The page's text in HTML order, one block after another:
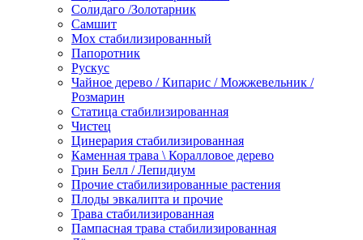
Солидаго /Золотарник
Самшит
Мох стабилизированный
Папоротник
Рускус
Чайное дерево / Кипарис / Можжевельник /
Розмарин
Статица стабилизированная
Чистец
Цинерария стабилизированная
Каменная трава \ Коралловое дерево
Грин Белл / Лепидиум
Прочие стабилизированные растения
Плоды эвкалипта и прочие
Трава стабилизированная
Пампасная трава стабилизированная